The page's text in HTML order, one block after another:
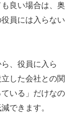
良い場合は、奥
員には入らない
、役員に入ら
した会社との関
いる」だけなの
できます。